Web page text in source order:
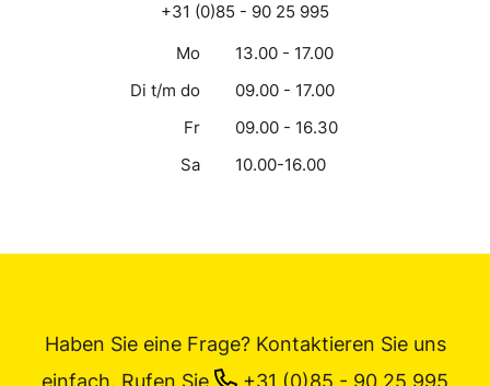
+31 (0)85 - 90 25 995
Mo
13.00 - 17.00
Di t/m do
09.00 - 17.00
Fr
09.00 - 16.30
Sa
10.00-16.00
Haben Sie eine Frage? Kontaktieren Sie uns
einfach. Rufen Sie
+31 (0)85 - 90 25 995